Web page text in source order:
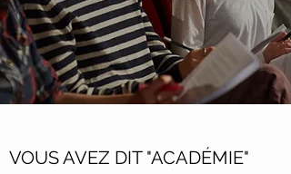
VOUS AVEZ DIT "ACADÉMIE"